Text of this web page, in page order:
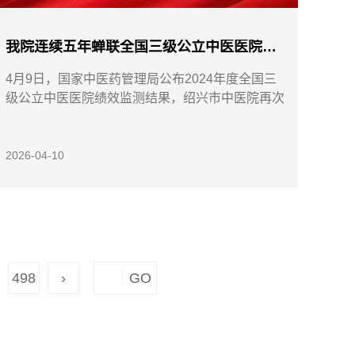
我院连续五年蝉联全国三级公立中医医院绩效监测A级
4月9日，国家中医药管理局公布2024年度全国三
级公立中医医院绩效监测结果，绍兴市中医院再次
2026-04-10
498 ›